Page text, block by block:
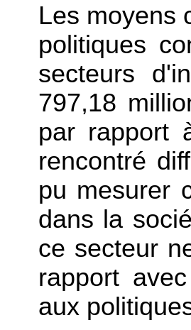
Les moyens
politiques
secteurs
797,18
par rapport
rencontré
pu mesurer
dans la
ce secteur
rapport
aux